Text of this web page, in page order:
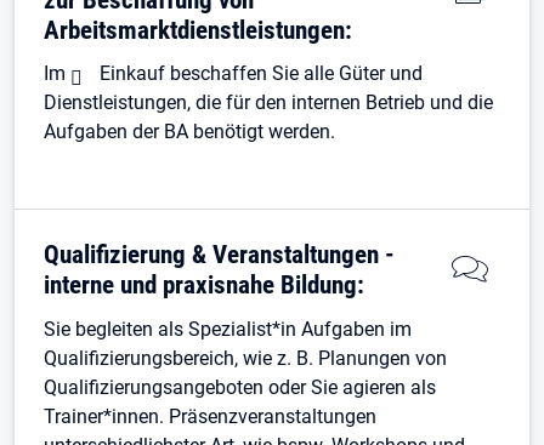
Arbeitsmarktdienstleistungen:
Im Einkauf beschaffen Sie alle Güter und
Dienstleistungen, die für den internen Betrieb und die
Aufgaben der BA benötigt werden.
Qualifizierung & Veranstaltungen -
interne und praxisnahe Bildung:
Sie begleiten als Spezialist*in Aufgaben im
Qualifizierungsbereich, wie z. B. Planungen von
Qualifizierungsangeboten oder Sie agieren als
Trainer*innen. Präsenzveranstaltungen